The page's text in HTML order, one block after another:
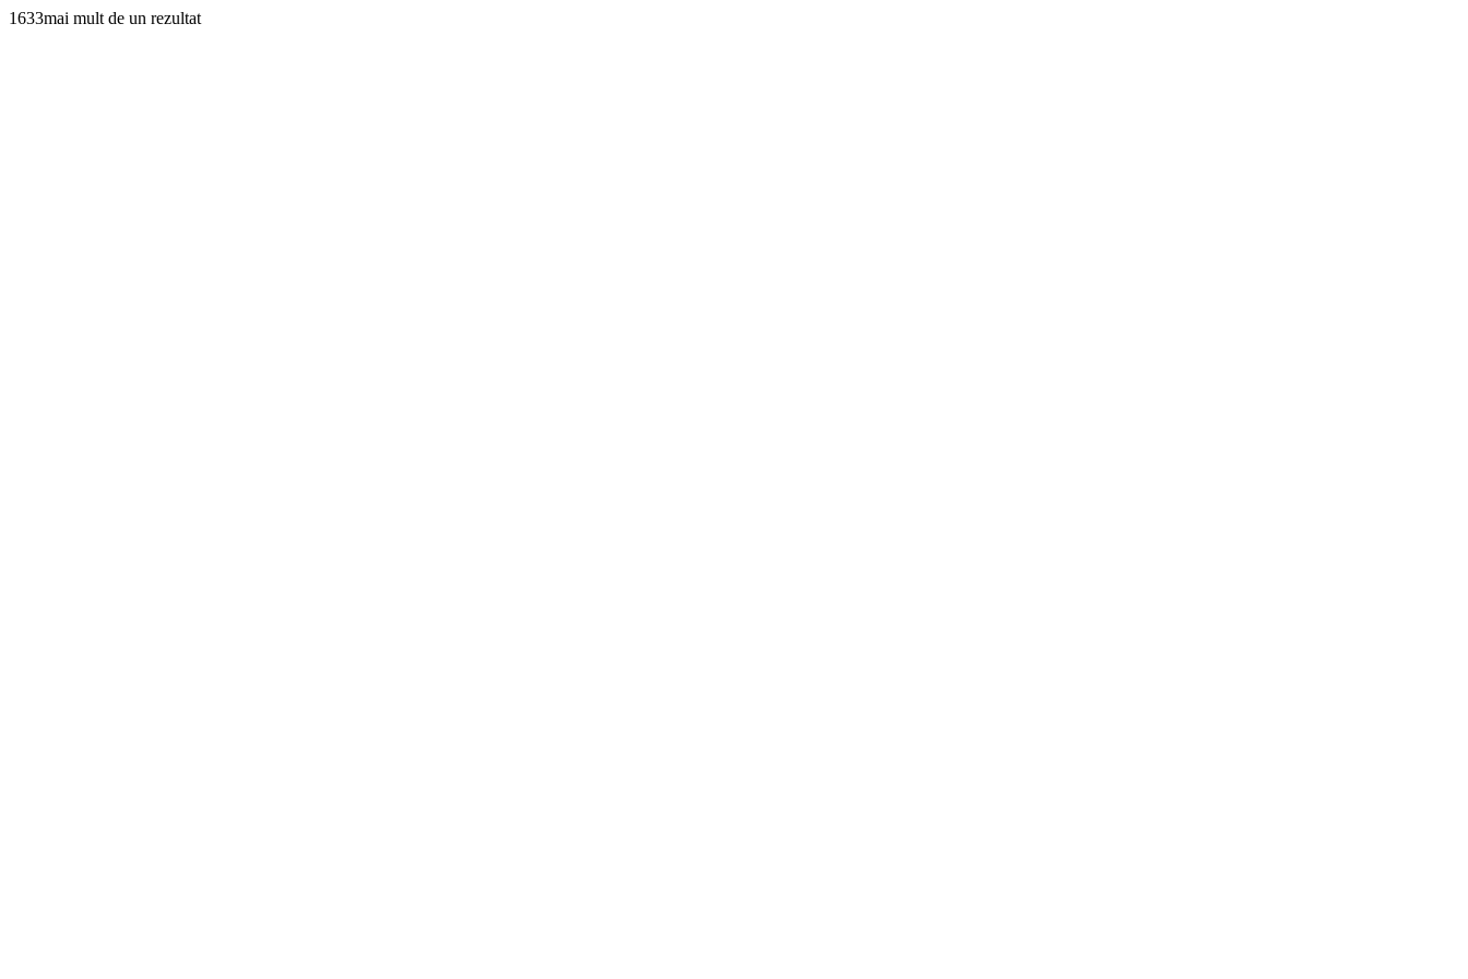
1633mai mult de un rezultat